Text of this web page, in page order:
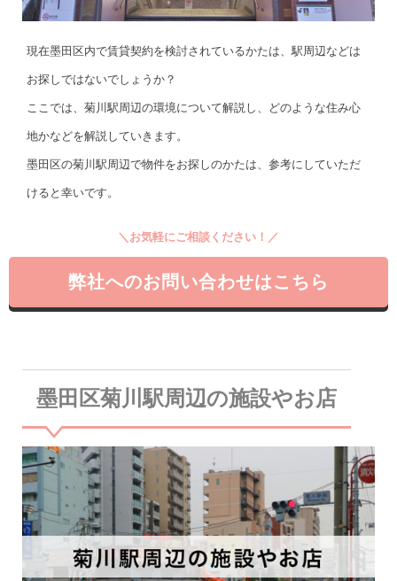
現在墨田区内で賃貸契約を検討されているかたは、駅周辺などは
お探しではないでしょうか？
ここでは、菊川駅周辺の環境について解説し、どのような住み心
地かなどを解説していきます。
墨田区の菊川駅周辺で物件をお探しのかたは、参考にしていただ
けると幸いです。
＼お気軽にご相談ください！／
弊社へのお問い合わせはこちら
墨田区菊川駅周辺の施設やお店